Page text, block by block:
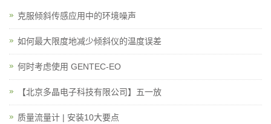
克服倾斜传感应用中的环境噪声
如何最大限度地减少倾斜仪的温度误差
何时考虑使用 GENTEC-EO
【北京多晶电子科技有限公司】五一放
质量流量计 | 安装10大要点